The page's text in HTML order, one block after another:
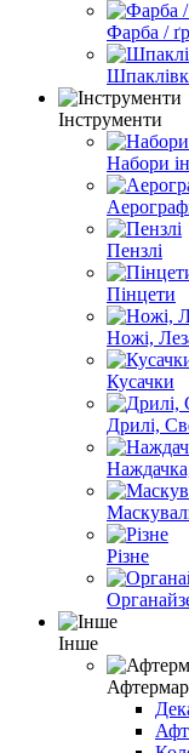
Фарба /
Інструменти
Набори
Пензлі
Пінцети
Ножі,
Кусачки
Дрилі,
Різне
Інше